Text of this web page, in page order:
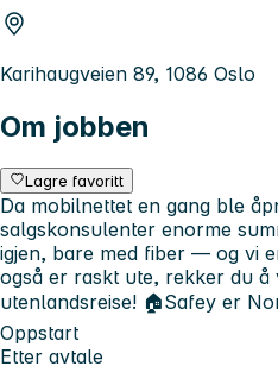
Karihaugveien 89, 1086 Oslo
Om jobben
Lagre favoritt
Da mobilnettet en gang ble
salgskonsulenter enorme
igjen, bare med fiber — og vi
også er raskt ute, rekker du
utenlandsreise! 🏠Safey er
Oppstart
Etter avtale